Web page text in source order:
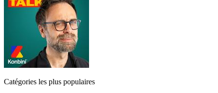
Catégories les plus populaires